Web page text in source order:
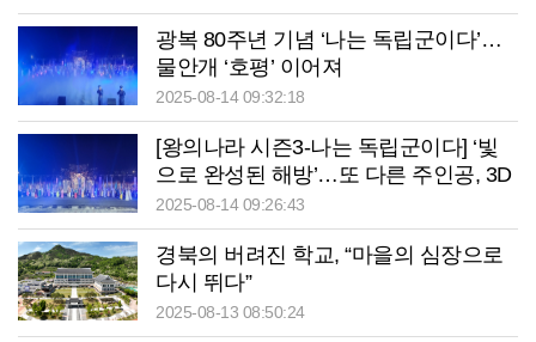
광복 80주년 기념 ‘나는 독립군이다’…
물안개 ‘호평’ 이어져
2025-08-14 09:32:18
[왕의나라 시즌3-나는 독립군이다] ‘빛
으로 완성된 해방’…또 다른 주인공, 3D
비디오 매핑
2025-08-14 09:26:43
경북의 버려진 학교, “마을의 심장으로
다시 뛰다”
2025-08-13 08:50:24